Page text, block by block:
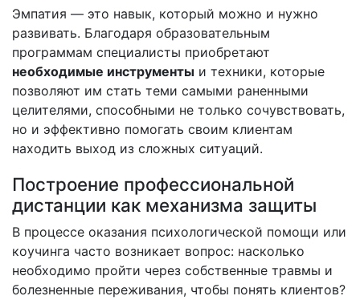
Эмпатия — это навык, который можно и нужно
развивать. Благодаря образовательным
программам специалисты приобретают
необходимые инструменты и техники, которые
позволяют им стать теми самыми раненными
целителями, способными не только сочувствовать,
но и эффективно помогать своим клиентам
находить выход из сложных ситуаций.
Построение профессиональной
дистанции как механизма защиты
В процессе оказания психологической помощи или
коучинга часто возникает вопрос: насколько
необходимо пройти через собственные травмы и
болезненные переживания, чтобы понять клиентов?